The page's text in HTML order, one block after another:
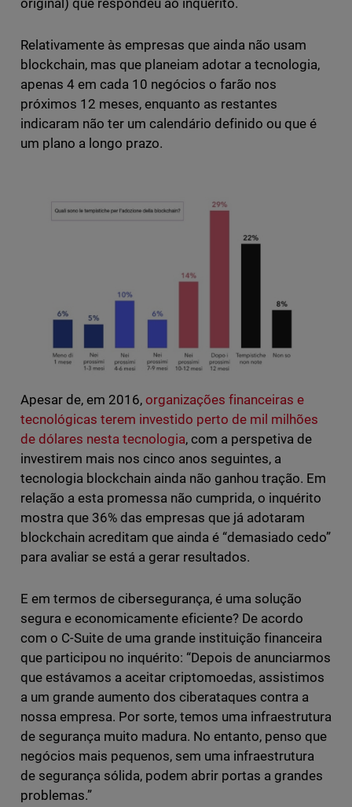
original) que respondeu ao inquérito.
Relativamente às empresas que ainda não usam
blockchain, mas que planeiam adotar a tecnologia,
apenas 4 em cada 10 negócios o farão nos
próximos 12 meses, enquanto as restantes
indicaram não ter um calendário definido ou que é
um plano a longo prazo.
Apesar de, em 2016, organizações financeiras e
tecnológicas terem investido perto de mil milhões
de dólares nesta tecnologia, com a perspetiva de
investirem mais nos cinco anos seguintes, a
tecnologia blockchain ainda não ganhou tração. Em
relação a esta promessa não cumprida, o inquérito
mostra que 36% das empresas que já adotaram
blockchain acreditam que ainda é “demasiado cedo”
para avaliar se está a gerar resultados.
E em termos de cibersegurança, é uma solução
segura e economicamente eficiente? De acordo
com o C-Suite de uma grande instituição financeira
que participou no inquérito: “Depois de anunciarmos
que estávamos a aceitar criptomoedas, assistimos
a um grande aumento dos ciberataques contra a
nossa empresa. Por sorte, temos uma infraestrutura
de segurança muito madura. No entanto, penso que
negócios mais pequenos, sem uma infraestrutura
de segurança sólida, podem abrir portas a grandes
problemas.”